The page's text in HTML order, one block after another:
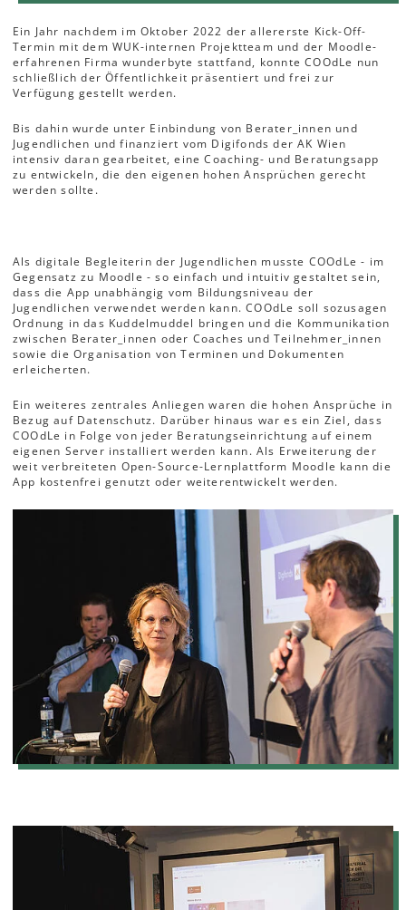
Ein Jahr nachdem im Oktober 2022 der allererste Kick-Off-
Termin mit dem WUK-internen Projektteam und der Moodle-
erfahrenen Firma wunderbyte stattfand, konnte COOdLe nun
schließlich der Öffentlichkeit präsentiert und frei zur
Verfügung gestellt werden.
Bis dahin wurde unter Einbindung von Berater_innen und
Jugendlichen und finanziert vom Digifonds der AK Wien
intensiv daran gearbeitet, eine Coaching- und Beratungsapp
zu entwickeln, die den eigenen hohen Ansprüchen gerecht
werden sollte.
Als digitale Begleiterin der Jugendlichen musste COOdLe - im
Gegensatz zu Moodle - so einfach und intuitiv gestaltet sein,
dass die App unabhängig vom Bildungsniveau der
Jugendlichen verwendet werden kann. COOdLe soll sozusagen
Ordnung in das Kuddelmuddel bringen und die Kommunikation
zwischen Berater_innen oder Coaches und Teilnehmer_innen
sowie die Organisation von Terminen und Dokumenten
erleicherten.
Ein weiteres zentrales Anliegen waren die hohen Ansprüche in
Bezug auf Datenschutz. Darüber hinaus war es ein Ziel, dass
COOdLe in Folge von jeder Beratungseinrichtung auf einem
eigenen Server installiert werden kann. Als Erweiterung der
weit verbreiteten Open-Source-Lernplattform Moodle kann die
App kostenfrei genutzt oder weiterentwickelt werden.